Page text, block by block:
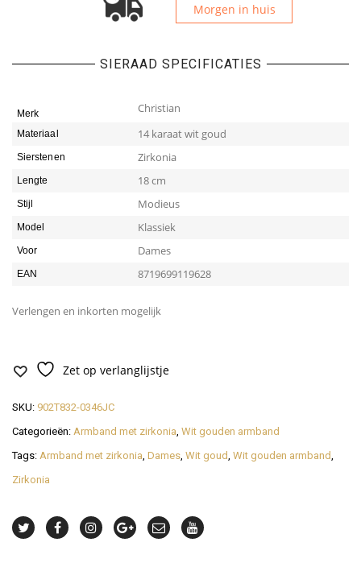
Morgen in huis
SIERAAD SPECIFICATIES
Merk Christian
Materiaal 14 karaat wit goud
Sierstenen Zirkonia
Lengte 18 cm
Stijl Modieus
Model Klassiek
Voor Dames
EAN 8719699119628
Verlengen en inkorten mogelijk
Zet op verlanglijstje
SKU: 902T832-0346JC
Categorieën: Armband met zirkonia Wit gouden armband
Tags: Armband met zirkonia Dames Wit goud Wit gouden armband
Zirkonia